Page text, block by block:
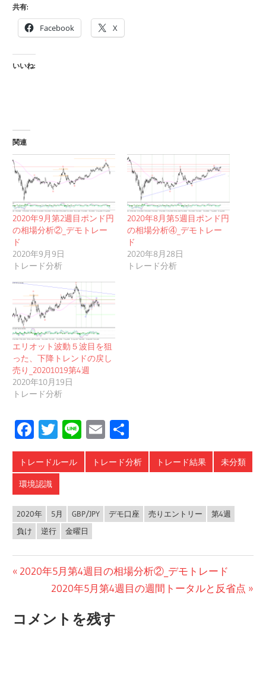
共有:
Facebook X
いいね:
関連
2020年9月第2週目ポンド円
の相場分析②_デモトレー
ド
2020年9月9日
トレード分析
2020年8月第5週目ポンド円
の相場分析④_デモトレー
ド
2020年8月28日
トレード分析
エリオット波動５波目を狙
った、下降トレンドの戻し
売り_20201019第4週
2020年10月19日
トレード分析
Facebook
Twitter
LineEmail
有
トレードルール トレード分析 トレード結果 未分類
環境認識
2020年 5月 GBP/JPY デモ口座 売りエントリー
第4週
負け
逆行 金曜日
投
ナ
前
稿:
2020年5月第4週目の相場分析②_デモトレード
次
投
2020年5月第4週目の週間トータルと反省点
コメントを残す